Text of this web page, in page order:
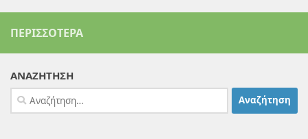
ΠΕΡΙΣΣΌΤΕΡΑ
ΑΝΑΖΗΤΗΣΗ
Αναζήτηση
για: